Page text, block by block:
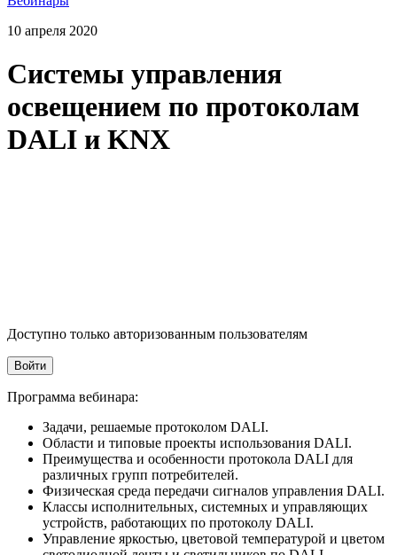
10 апреля 2020
Системы управления
освещением по протоколам
DALI и KNX
Доступно только авторизованным пользователям
Войти
Программа вебинара:
Задачи, решаемые протоколом DALI.
Области и типовые проекты использования DALI.
Преимущества и особенности протокола DALI для
различных групп потребителей.
Физическая среда передачи сигналов управления DALI.
Классы исполнительных, системных и управляющих
устройств, работающих по протоколу DALI.
Управление яркостью, цветовой температурой и цветом